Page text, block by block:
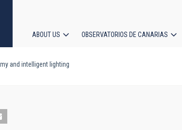
navigation
ABOUT US OBSERVATORIOS DE CANARIAS
and intelligent lighting